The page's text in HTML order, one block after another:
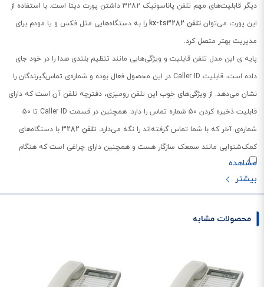
دیگر قابلیت‌های مهم تلفن پاناسونیک 3282 داشتن پورت دیتا است. با استفاده از
این پورت می‌توانتلفن kx-ts3282
را به دستگاه‌هایی مثل فکس و یا مودم برای
مدیریت بهتر متصل کرد.
پایه ی این مدل تلفن قابلیت‌ و ویژگی‌هایی مانند تنظیم بلندی صدا را در خود جای‌
داده است. قابلیت Caller ID در این محصول فعال بوده و شماره‌ی تماس‌گیرندگان را
نشان می‌دهد. از ویژگی‌های خوب این تلفن رومیزی، دفترچه تلفن آن است که دارای
قابلیت ذخیره کردن 50 شماره تماس را دارد. همچنین در قسمت Caller ID تا 50
شماره‌ی آخر که با شما تماس گرفته‌اند را نگه می‌دارد.تلفن 3282
با دستگاه‌های
کمک‌شنوایی مانند سمعک سازگار هست و همچنین دارای چراغی است که هنگام
زنگ خوردن خاموش روشن می شود و در صورت داشتن مشکل شنوایی و یا شلوغ
بودن محیط قابلیت بسیار خوبی است که شما را از زنگ خوردن تلفن آگاه می کند.
پشتیبانی از دو خط در تلفن پاناسونیک 3282
جای خرید دو گوشی تلفن استفاده کنید.
محصولات مشابه